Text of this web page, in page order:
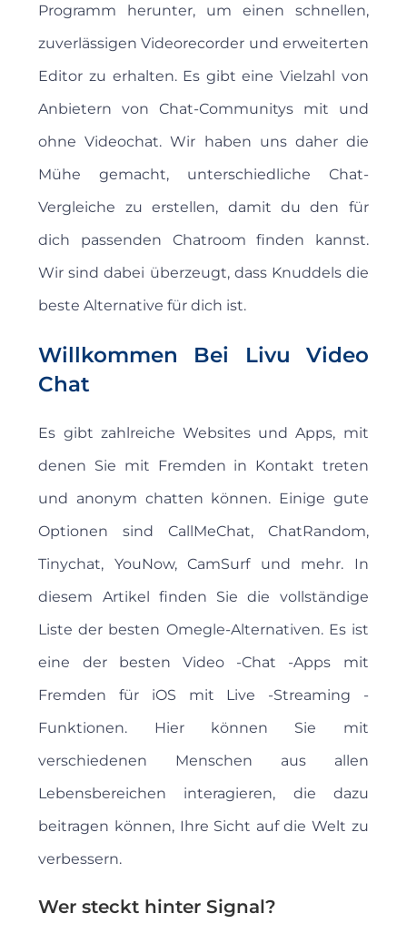
Programm herunter, um einen schnellen,
zuverlässigen Videorecorder und erweiterten
Editor zu erhalten. Es gibt eine Vielzahl von
Anbietern von Chat-Communitys mit und
ohne Videochat. Wir haben uns daher die
Mühe gemacht, unterschiedliche Chat-
Vergleiche zu erstellen, damit du den für
dich passenden Chatroom finden kannst.
Wir sind dabei überzeugt, dass Knuddels die
beste Alternative für dich ist.
Willkommen Bei Livu Video
Chat
Es gibt zahlreiche Websites und Apps, mit
denen Sie mit Fremden in Kontakt treten
und anonym chatten können. Einige gute
Optionen sind CallMeChat, ChatRandom,
Tinychat, YouNow, CamSurf und mehr. In
diesem Artikel finden Sie die vollständige
Liste der besten Omegle-Alternativen. Es ist
eine der besten Video -Chat -Apps mit
Fremden für iOS mit Live -Streaming -
Funktionen. Hier können Sie mit
verschiedenen Menschen aus allen
Lebensbereichen interagieren, die dazu
beitragen können, Ihre Sicht auf die Welt zu
verbessern.
Wer steckt hinter Signal?